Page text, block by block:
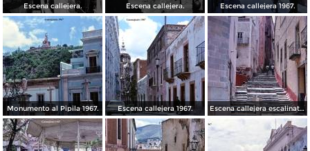
Escena callejera. Escena callejera. Escena callejera 1967.
Monumento al Pipila 1967. Escena callejera 1967. Escena callejera escalinata 1967.